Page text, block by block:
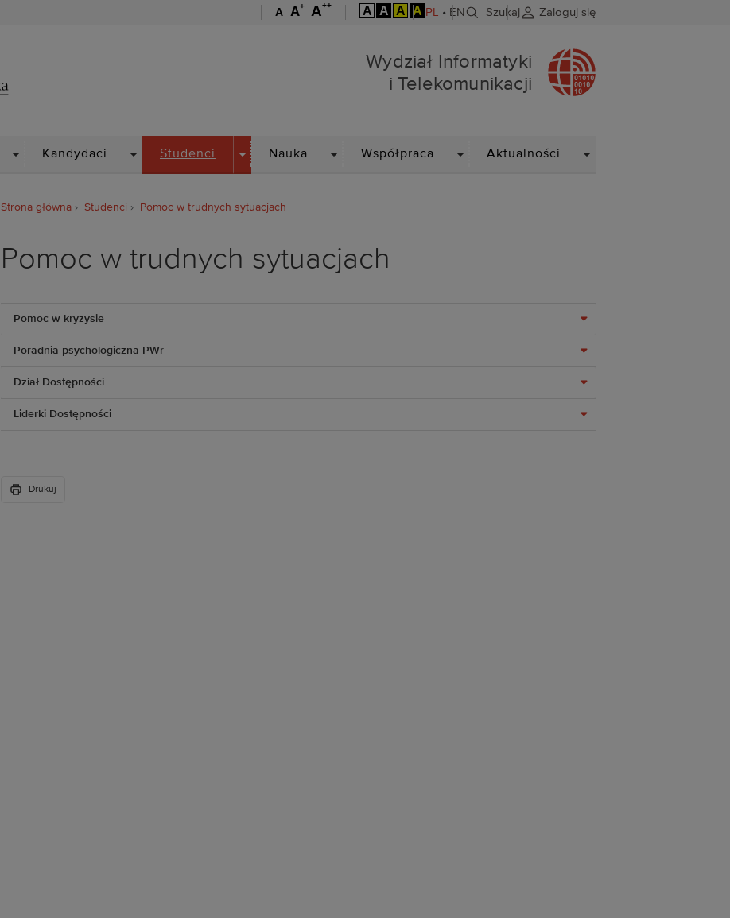
A A+ A++ A A A A PL • EN Szukaj Zaloguj się
Wydział Informatyki i Telekomunikacji
Wydział Informatyki
i Telekomunikacji
Kandydaci Studenci
DROPDOWN
Nauka Współpraca Aktualności
Strona główna Studenci Pomoc w trudnych sytuacjach
Pomoc w trudnych sytuacjach
Pomoc w kryzysie
Poradnia psychologiczna PWr
Dział Dostępności
Liderki Dostępności
Drukuj